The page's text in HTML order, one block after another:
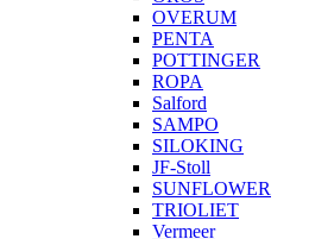
OVERUM
PENTA
POTTINGER
ROPA
Salford
SAMPO
SILOKING
JF-Stoll
SUNFLOWER
TRIOLIET
Vermeer